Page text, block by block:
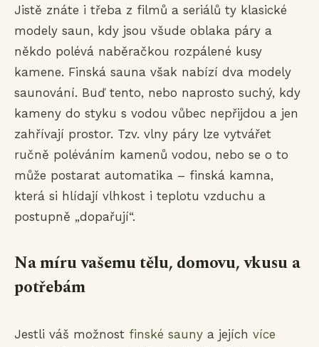
Jistě znáte i třeba z filmů a seriálů ty klasické
modely saun, kdy jsou všude oblaka páry a
někdo polévá naběračkou rozpálené kusy
kamene. Finská sauna však nabízí dva modely
saunování. Buď tento, nebo naprosto suchý, kdy
kameny do styku s vodou vůbec nepřijdou a jen
zahřívají prostor. Tzv. vlny páry lze vytvářet
ručně poléváním kamenů vodou, nebo se o to
může postarat automatika – finská kamna,
která si hlídají vlhkost i teplotu vzduchu a
postupně „dopařují“.
Na míru vašemu tělu, domovu, vkusu a
potřebám
Jestli váš možnost finské sauny a jejích více